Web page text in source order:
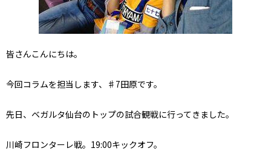
皆さんこんにちは。
今回コラムを担当します、♯7田原です。
先日、ベガルタ仙台のトップの試合観戦に行ってきました。
川崎フロンターレ戦。19:00キックオフ。